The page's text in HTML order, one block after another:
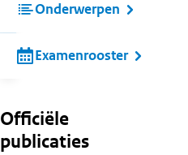
Onderwerpen
Examenrooster
Officiële
publicaties